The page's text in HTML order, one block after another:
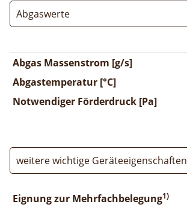
Abgaswerte
Abgas Massenstrom [g/s]
Abgastemperatur [°C]
Notwendiger Förderdruck [Pa]
weitere wichtige Geräteeigenschaften
Eignung zur Mehrfachbelegung1)